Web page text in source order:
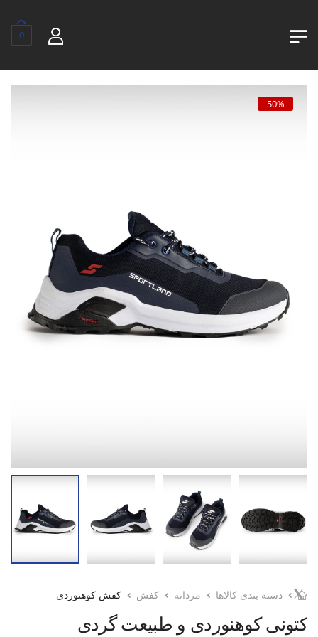
0
50%
دسته بندی کالاها مردانه کفش کفش کوهنوردی
کتونی کوهنوردی و طبیعت گردی